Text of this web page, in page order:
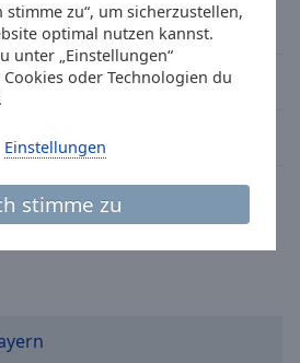
stimme zu“, um sicherzustellen,
optimal nutzen kannst.
unter „Einstellungen“
oder Technologien du
stimme zu
Einstellungen
FM - Classic Rock
Altes Land